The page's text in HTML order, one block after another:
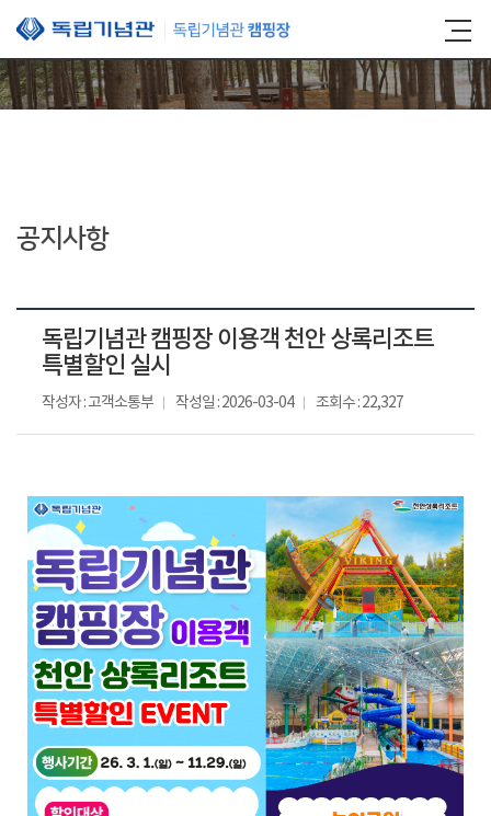
본문 바로가기
공지사항
독립기념관 캠핑장 이용객 천안 상록리조트
특별할인 실시
작성자 : 고객소통부 작성일 : 2026-03-04 조회수 : 22,327